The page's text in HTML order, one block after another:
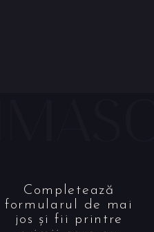
Completează
formularul de mai
jos și fii printre